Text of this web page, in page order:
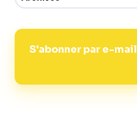
S'abonner par e-mail